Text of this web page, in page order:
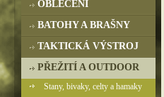
OBLEČENÍ
BATOHY A BRAŠNY
TAKTICKÁ VÝSTROJ
PŘEŽITÍ A OUTDOOR
Stany, bivaky, celty a hamaky